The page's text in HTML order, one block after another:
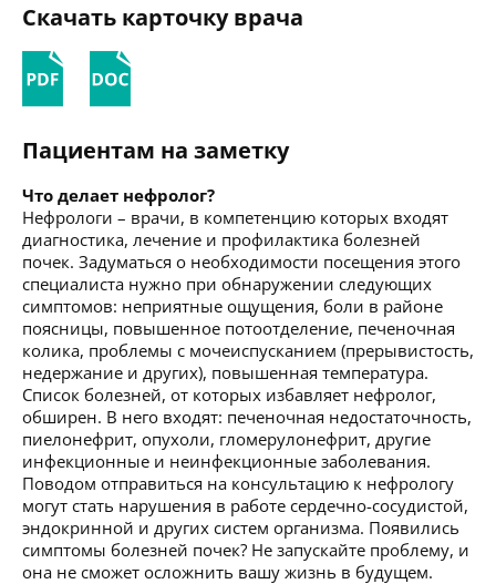
Скачать карточку врача
Пациентам на заметку
Что делает нефролог?
Нефрологи – врачи, в компетенцию которых входят
диагностика, лечение и профилактика болезней
почек. Задуматься о необходимости посещения этого
специалиста нужно при обнаружении следующих
симптомов: неприятные ощущения, боли в районе
поясницы, повышенное потоотделение, печеночная
колика, проблемы с мочеиспусканием (прерывистость,
недержание и других), повышенная температура.
Список болезней, от которых избавляет нефролог,
обширен. В него входят: печеночная недостаточность,
пиелонефрит, опухоли, гломерулонефрит, другие
инфекционные и неинфекционные заболевания.
Поводом отправиться на консультацию к нефрологу
могут стать нарушения в работе сердечно-сосудистой,
эндокринной и других систем организма. Появились
симптомы болезней почек? Не запускайте проблему, и
она не сможет осложнить вашу жизнь в будущем.